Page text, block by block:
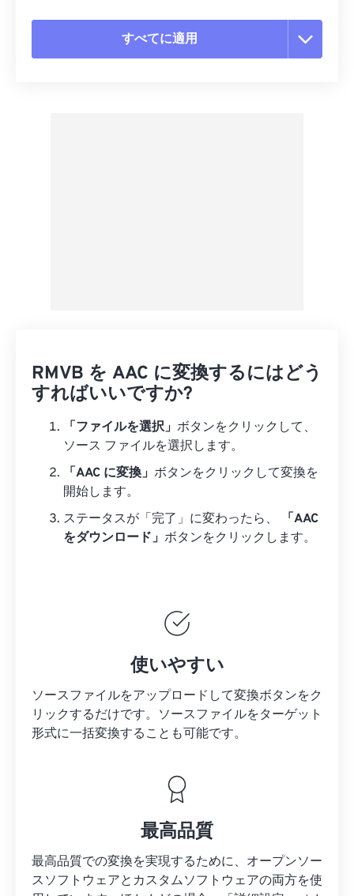
すべてに適用
RMVB を AAC に変換するにはどう
すればいいですか?
「ファイルを選択」 ボタンをクリックして、
ソース ファイルを選択します。
「AAC に変換」 ボタンをクリックして変換を
開始します。
ステータスが「完了」に変わったら、
「AAC
をダウンロード」 ボタンをクリックします。
使いやすい
ソースファイルをアップロードして変換ボタンをク
リックするだけです。 ソースファイルをターゲット
形式に一括変換することも可能です。
最高品質
最高品質での変換を実現するために、オープンソー
スソフトウェアとカスタムソフトウェアの両方を使